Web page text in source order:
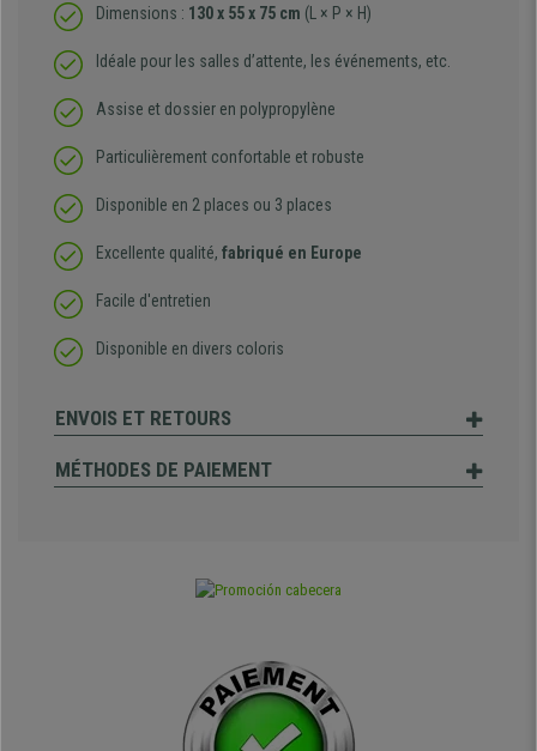
Dimensions : 130 x 55 x 75 cm (L × P × H)
Idéale pour les salles d’attente, les événements, etc.
Assise et dossier en polypropylène
Particulièrement confortable et robuste
Disponible en 2 places ou 3 places
Excellente qualité, fabriqué en Europe
Facile d'entretien
Disponible en divers coloris
ENVOIS ET RETOURS
MÉTHODES DE PAIEMENT